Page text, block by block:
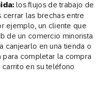
los flujos de trabajo de
las brechas entre
ejemplo, un cliente que
de un comercio minorista
canjearlo en una tienda o
para completar la compra
en su teléfono